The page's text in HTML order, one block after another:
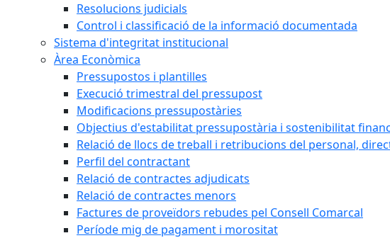
Resolucions judicials
Control i classificació de la informació documentada
Sistema d'integritat institucional
Àrea Econòmica
Pressupostos i plantilles
Execució trimestral del pressupost
Modificacions pressupostàries
Objectius d'estabilitat pressupostària i sostenibilitat
Relació de llocs de treball i retribucions del personal,
Perfil del contractant
Relació de contractes adjudicats
Relació de contractes menors
Factures de proveïdors rebudes pel Consell Comarcal
Període mig de pagament i morositat